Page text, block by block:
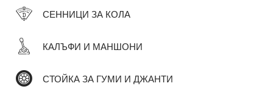
СЕННИЦИ ЗА КОЛА
КАЛЪФИ И МАНШОНИ
СТОЙКА ЗА ГУМИ И ДЖАНТИ